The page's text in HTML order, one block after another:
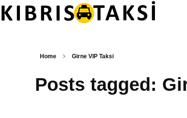
Home Girne VIP Taksi
Posts tagged: